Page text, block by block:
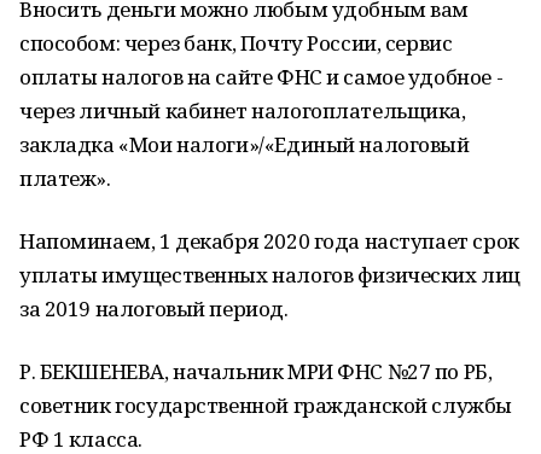
Вносить деньги можно любым удобным вам
способом: через банк, Почту России, сервис
оплаты налогов на сайте ФНС и самое удобное -
через личный кабинет налогоплательщика,
закладка «Мои налоги»/«Единый налоговый
платеж».
Напоминаем, 1 декабря 2020 года наступает срок
уплаты имущественных налогов физических лиц
за 2019 налоговый период.
Р. БЕКШЕНЕВА, начальник МРИ ФНС №27 по РБ,
советник государственной гражданской службы
РФ 1 класса.